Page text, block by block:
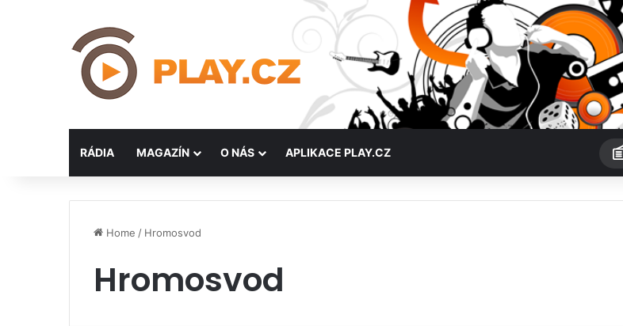
RÁDIA MAGAZÍN O NÁS APLIKACE PLAY.CZ
Home / Hromosvod
Hromosvod